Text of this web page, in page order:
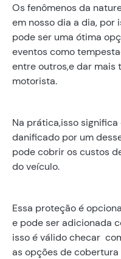
Os fenômenos da
em nosso dia a dia, por
pode ser uma ótima
eventos como
entre outros,e dar mais
motorista.
Na prática,isso
danificado por um
pode cobrir os custos
do veículo.
Essa proteção é
e pode ser adicionada
isso é válido checar
as opções de